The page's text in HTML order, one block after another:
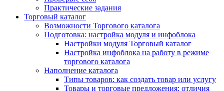
Практические задания
Торговый каталог
Возможности Торгового каталога
Подготовка: настройка модуля и инфоблока
Настройки модуля Торговый каталог
Настройка инфоблока на работу в режиме
торгового каталога
Наполнение каталога
Типы товаров: как создать товар или услугу
Товары и торговые предложения: отличия